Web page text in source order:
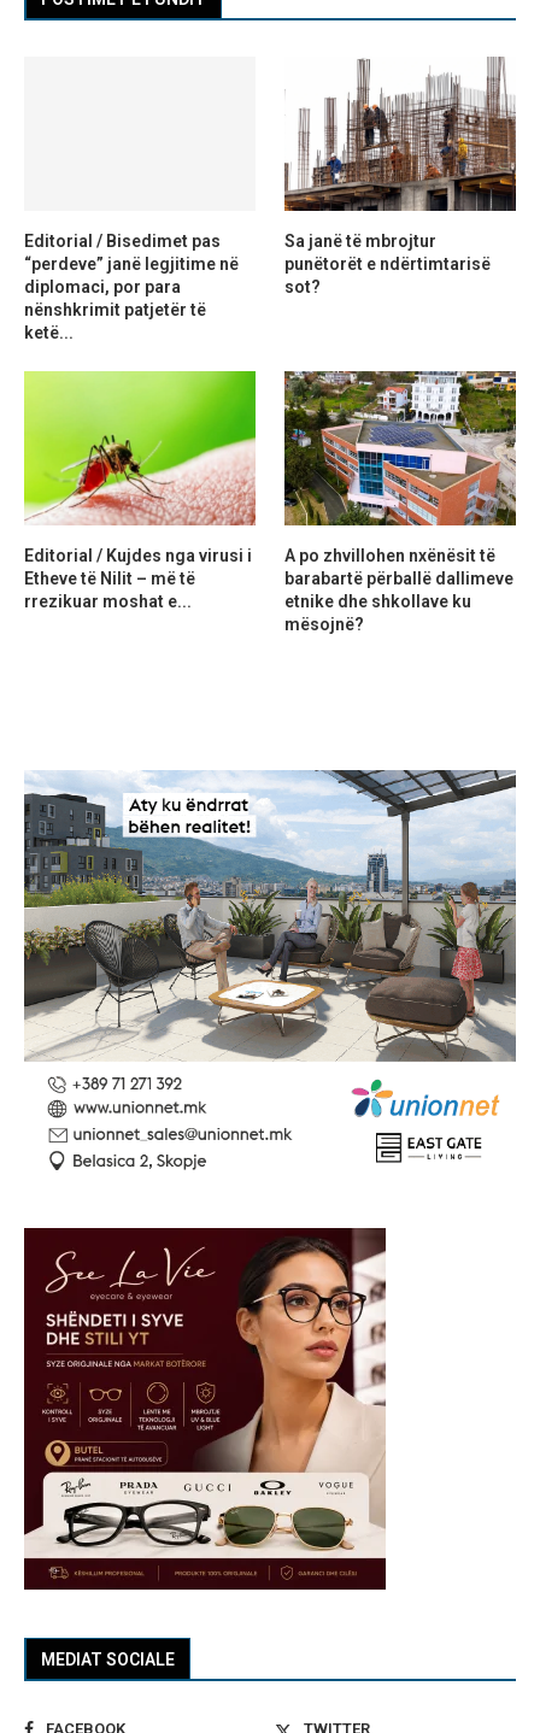
MEDIAT SOCIALE
FACEBOOK
TWITTER
Editorial / Bisedimet pas
“perdeve” janë legjitime në
diplomaci, por para
nënshkrimit patjetër të
ketë...
Sa janë të mbrojtur
punëtorët e ndërtimtarisë
sot?
Editorial / Kujdes nga virusi i
Etheve të Nilit – më të
rrezikuar moshat e...
A po zhvillohen nxënësit të
barabartë përballë dallimeve
etnike dhe shkollave ku
mësojnë?